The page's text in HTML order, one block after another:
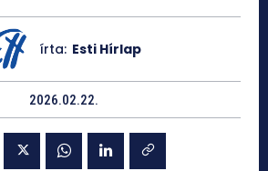
írta: Esti Hírlap
2026.02.22.